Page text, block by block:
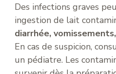
Des infections graves
ingestion de lait
diarrhée,
En cas de suspicion,
un pédiatre. Les